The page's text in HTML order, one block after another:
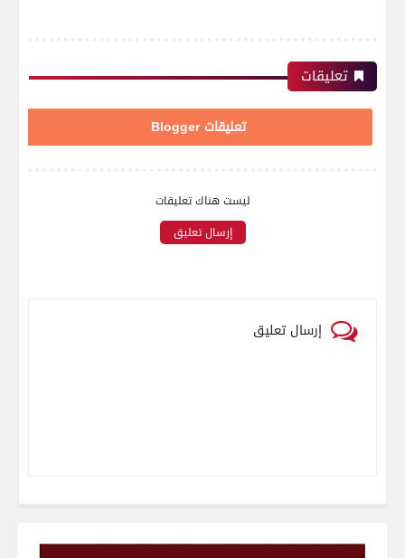
تعليقات
تعليقات Blogger
ليست هناك تعليقات
إرسال تعليق
إرسال تعليق